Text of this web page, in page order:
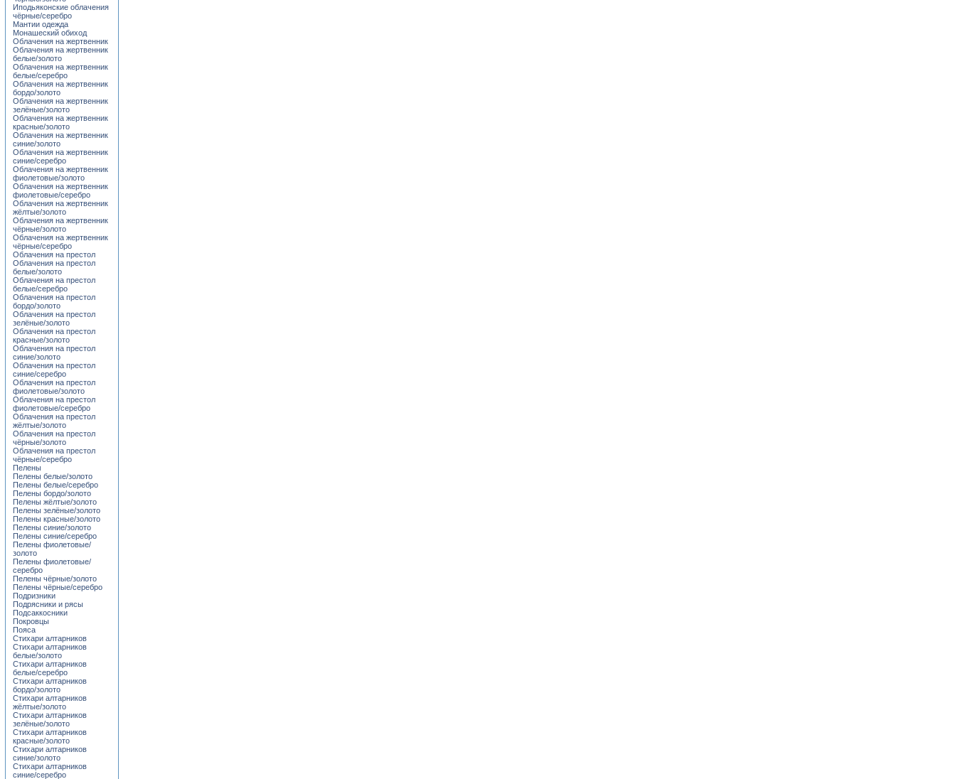
Иподьяконские облачения
чёрные/серебро
Мантии одежда
Монашеский обиход
Облачения на жертвенник
Облачения на жертвенник
белые/золото
Облачения на жертвенник
белые/серебро
Облачения на жертвенник
бордо/золото
Облачения на жертвенник
зелёные/золото
Облачения на жертвенник
красные/золото
Облачения на жертвенник
синие/золото
Облачения на жертвенник
синие/серебро
Облачения на жертвенник
фиолетовые/золото
Облачения на жертвенник
фиолетовые/серебро
Облачения на жертвенник
жёлтые/золото
Облачения на жертвенник
чёрные/золото
Облачения на жертвенник
чёрные/серебро
Облачения на престол
Облачения на престол
белые/золото
Облачения на престол
белые/серебро
Облачения на престол
бордо/золото
Облачения на престол
зелёные/золото
Облачения на престол
красные/золото
Облачения на престол
синие/золото
Облачения на престол
синие/серебро
Облачения на престол
фиолетовые/золото
Облачения на престол
фиолетовые/серебро
Облачения на престол
жёлтые/золото
Облачения на престол
чёрные/золото
Облачения на престол
чёрные/серебро
Пелены
Пелены белые/золото
Пелены белые/серебро
Пелены бордо/золото
Пелены жёлтые/золото
Пелены зелёные/золото
Пелены красные/золото
Пелены синие/золото
Пелены синие/серебро
Пелены фиолетовые/
золото
Пелены фиолетовые/
серебро
Пелены чёрные/золото
Пелены чёрные/серебро
Подризники
Подрясники и рясы
Подсаккосники
Покровцы
Пояса
Стихари алтарников
Стихари алтарников
белые/золото
Стихари алтарников
белые/серебро
Стихари алтарников
бордо/золото
Стихари алтарников
жёлтые/золото
Стихари алтарников
зелёные/золото
Стихари алтарников
красные/золото
Стихари алтарников
синие/золото
Стихари алтарников
синие/серебро